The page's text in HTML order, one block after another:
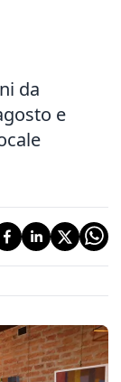
da
e